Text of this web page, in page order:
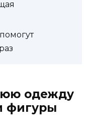
одежду
фигуры